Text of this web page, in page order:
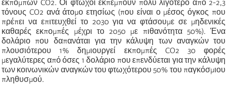
εκπομπών CO2. Οι φτωχοί εκπέμπουν πολύ λιγότερο από 2-2,3
τόνους CO2 ανά άτομο ετησίως (που είναι ο μέσος όγκος που
πρέπει να επιτευχθεί το 2030 για να φτάσουμε σε μηδενικές
καθαρές εκπομπές μέχρι το 2050 με πιθανότητα 50%). Ένα
δολάριο που δαπανάται για την κάλυψη των αναγκών του
πλουσιότερου 1% δημιουργεί εκπομπές CO2 30 φορές
μεγαλύτερες από όσες 1 δολάριο που επενδύεται για την κάλυψη
των κοινωνικών αναγκών του φτωχότερου 50% του παγκόσμιου
πληθυσμού.